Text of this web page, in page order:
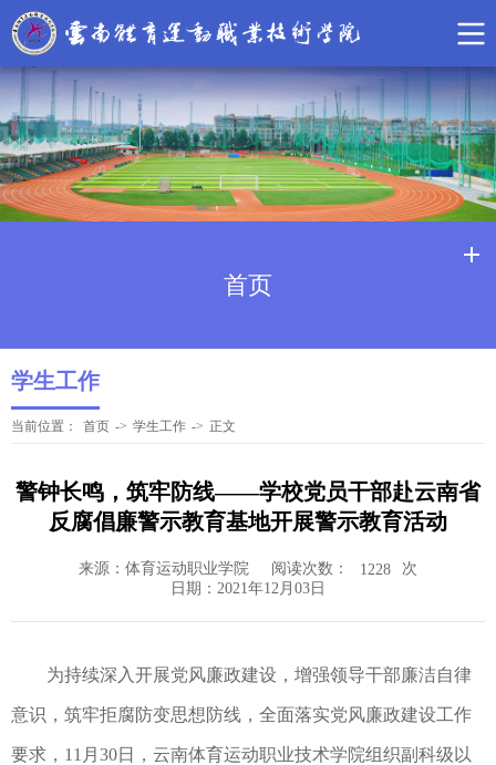
首页
学生工作
当前位置： 首页 -> 学生工作 -> 正文
警钟长鸣，筑牢防线——学校党员干部赴云南省
反腐倡廉警示教育基地开展警示教育活动
来源：体育运动职业学院 阅读次数： 1228
次
日期：2021年12月03日
为持续深入开展党风廉政建设，增强领导干部廉洁自律
意识，筑牢拒腐防变思想防线，全面落实党风廉政建设工作
要求，11月30日，云南体育运动职业技术学院组织副科级以